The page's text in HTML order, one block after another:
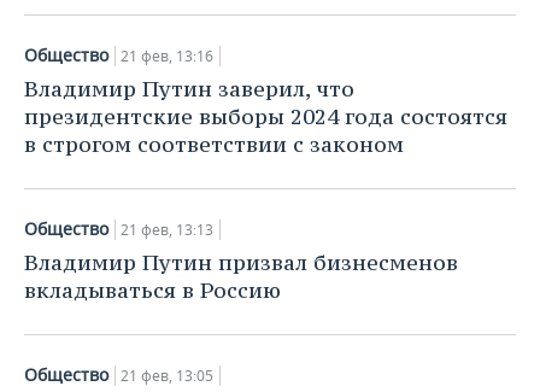
Общество 21 фев, 13:16
Владимир Путин заверил, что
президентские выборы 2024 года состоятся
в строгом соответствии с законом
Общество 21 фев, 13:13
Владимир Путин призвал бизнесменов
вкладываться в Россию
Общество 21 фев, 13:05